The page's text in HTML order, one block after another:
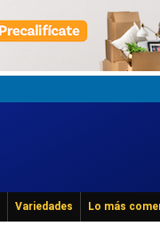
Variedades Lo más